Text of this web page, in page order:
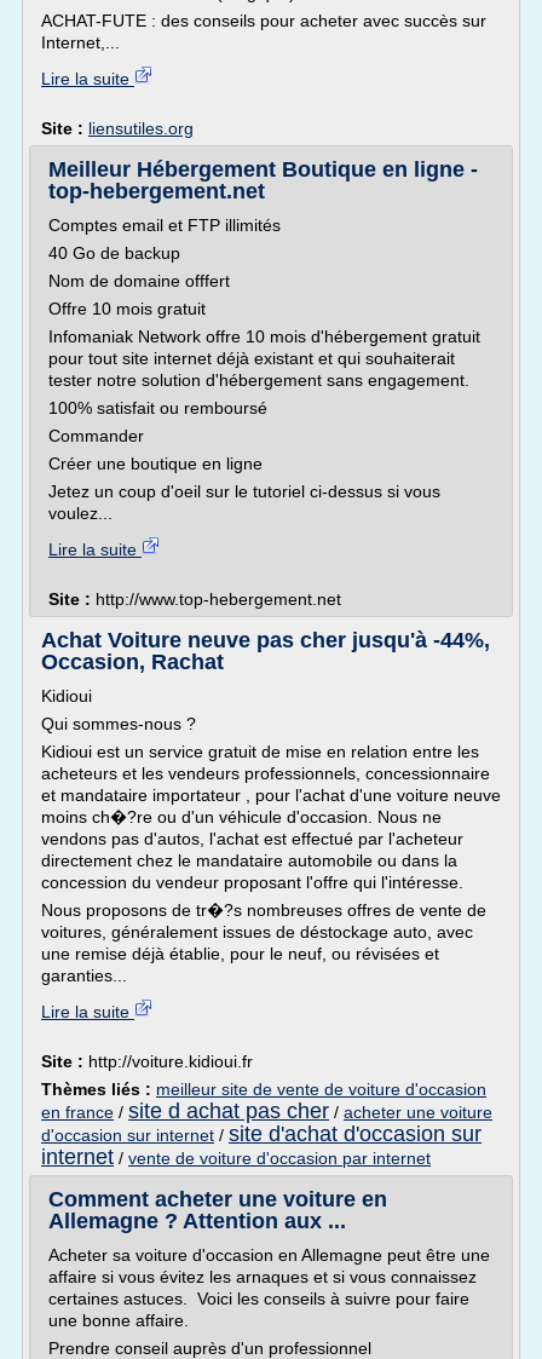
ACHAT-FUTE : des conseils pour acheter avec succès sur
Internet,...
Lire la suite
Site : liensutiles.org
Meilleur Hébergement Boutique en ligne -
top-hebergement.net
Comptes email et FTP illimités
40 Go de backup
Nom de domaine offfert
Offre 10 mois gratuit
Infomaniak Network offre 10 mois d'hébergement gratuit
pour tout site internet déjà existant et qui souhaiterait
tester notre solution d'hébergement sans engagement.
100% satisfait ou remboursé
Commander
Créer une boutique en ligne
Jetez un coup d'oeil sur le tutoriel ci-dessus si vous
voulez...
Lire la suite
Site : http://www.top-hebergement.net
Achat Voiture neuve pas cher jusqu'à -44%,
Occasion, Rachat
Kidioui
Qui sommes-nous ?
Kidioui est un service gratuit de mise en relation entre les
acheteurs et les vendeurs professionnels, concessionnaire
et mandataire importateur , pour l'achat d'une voiture neuve
moins ch�?re ou d'un véhicule d'occasion. Nous ne
vendons pas d'autos, l'achat est effectué par l'acheteur
directement chez le mandataire automobile ou dans la
concession du vendeur proposant l'offre qui l'intéresse.
Nous proposons de tr�?s nombreuses offres de vente de
voitures, généralement issues de déstockage auto, avec
une remise déjà établie, pour le neuf, ou révisées et
garanties...
Lire la suite
Site : http://voiture.kidioui.fr
Thèmes liés : meilleur site de vente de voiture d'occasion
en france / site d achat pas cher / acheter une voiture
d'occasion sur internet / site d'achat d'occasion sur
internet / vente de voiture d'occasion par internet
Comment acheter une voiture en
Allemagne ? Attention aux ...
Acheter sa voiture d'occasion en Allemagne peut être une
affaire si vous évitez les arnaques et si vous connaissez
certaines astuces. Voici les conseils à suivre pour faire
une bonne affaire.
Prendre conseil auprès d'un professionnel